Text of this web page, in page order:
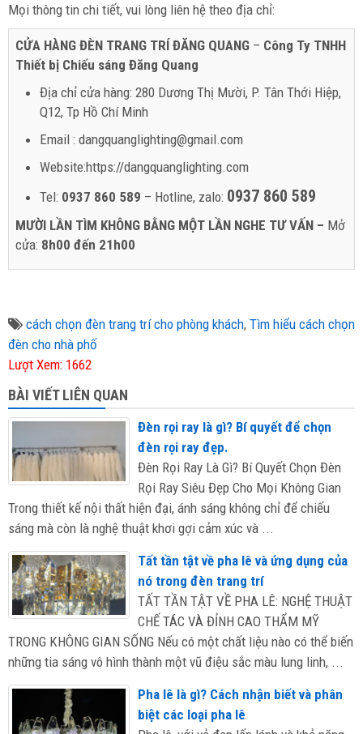
Mọi thông tin chi tiết, vui lòng liên hệ theo địa chỉ:
CỬA HÀNG ĐÈN TRANG TRÍ ĐĂNG QUANG – Công Ty TNHH
Thiết bị Chiếu sáng Đăng Quang
Địa chỉ cửa hàng: 280 Dương Thị Mười, P. Tân Thới Hiệp,
Q12, Tp Hồ Chí Minh
Email : dangquanglighting@gmail.com
Website:https://dangquanglighting.com
Tel: 0937 860 589 – Hotline, zalo: 0937 860 589
MƯỜI LẦN TÌM KHÔNG BẰNG MỘT LẦN NGHE TƯ VẤN – Mở
cửa: 8h00 đến 21h00
cách chọn đèn trang trí cho phòng khách, Tìm hiểu cách chọn
đèn cho nhà phố
Lượt Xem: 1662
BÀI VIẾT LIÊN QUAN
Đèn rọi ray là gì? Bí quyết để chọn
đèn rọi ray đẹp.
Đèn Rọi Ray Là Gì? Bí Quyết Chọn Đèn
Rọi Ray Siêu Đẹp Cho Mọi Không Gian
Trong thiết kế nội thất hiện đại, ánh sáng không chỉ để chiếu
sáng mà còn là nghệ thuật khơi gợi cảm xúc và ...
Tất tần tật về pha lê và ứng dụng của
nó trong đèn trang trí
TẤT TẦN TẬT VỀ PHA LÊ: NGHỆ THUẬT
CHẾ TÁC VÀ ĐỈNH CAO THẨM MỸ
TRONG KHÔNG GIAN SỐNG Nếu có một chất liệu nào có thể biến
những tia sáng vô hình thành một vũ điệu sắc màu lung linh, ...
Pha lê là gì? Cách nhận biết và phân
biệt các loại pha lê